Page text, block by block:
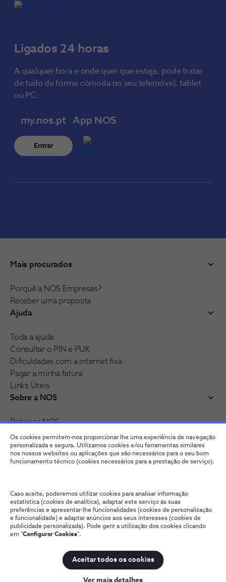
Os cookies permitem-nos proporcionar lhe uma experiência de navegação
personalizada e segura. Utilizamos cookies e/ou ferramentas similares
nos nossos websites ou aplicações que são necessários para o seu bom
funcionamento técnico (cookies necessários para a prestação de serviço).
Caso aceite, poderemos utilizar cookies para analisar informação
estatística (cookies de analítica), adaptar este serviço às suas
preferências e apresentar-lhe funcionalidades (cookies de personalização
e funcionalidade) e adaptar anúncios aos seus interesses (cookies de
publicidade personalizada). Pode gerir a utilização dos cookies clicando
em "Configurar Cookies".
Aceitar todos os cookies
Ver mais detalhes
Ligados 24 horas
A qualquer hora e onde quer que esteja, pode tratar
de tudo de forma cómoda no seu telemóvel, tablet
ou PC.
my.nos.pt
Entrar
App NOS
Mais procurados
Porquê a NOS Empresas?
Receber uma proposta
Ajuda
Toda a ajuda
Consultar o PIN e PUK
Dificuldades com a internet fixa
Pagar a minha fatura
Links Úteis
Sobre a NOS
Prémios NOS
Reconhecimentos e distinções
Junte-se à nossa rede
Qualidade de ServiçoWholesaleTermos e Condições